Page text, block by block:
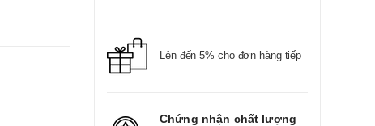
Lên đến 5% cho đơn hàng tiếp
Chứng nhận chất lượng